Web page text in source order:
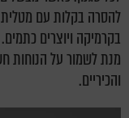
להסרה בקלות עם מטלית
בקרמיקה ויוצרים
מנת לשמור על הנוחות
והכיריים.